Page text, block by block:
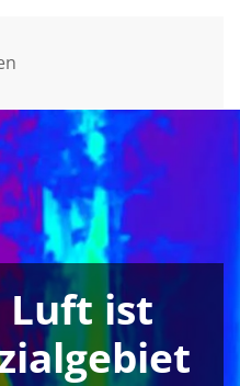
Luft ist